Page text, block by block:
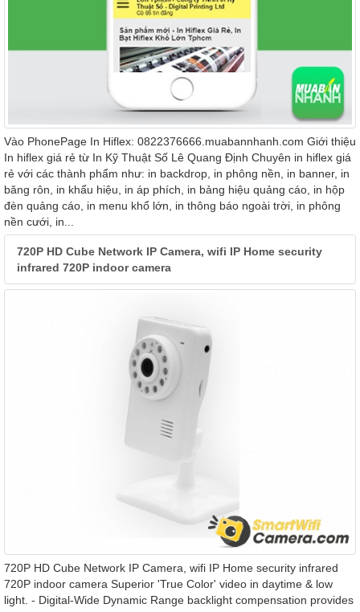
Vào PhonePage In Hiflex: 0822376666.muabannhanh.com Giới thiệu
In hiflex giá rẻ từ In Kỹ Thuật Số Lê Quang Định Chuyên in hiflex giá
rẻ với các thành phẩm như: in backdrop, in phông nền, in banner, in
băng rôn, in khẩu hiệu, in áp phích, in bảng hiệu quảng cáo, in hộp
đèn quảng cáo, in menu khổ lớn, in thông báo ngoài trời, in phông
nền cưới, in...
720P HD Cube Network IP Camera, wifi IP Home security
infrared 720P indoor camera
720P HD Cube Network IP Camera, wifi IP Home security infrared
720P indoor camera Superior 'True Color' video in daytime & low
light. - Digital-Wide Dynamic Range backlight compensation provides